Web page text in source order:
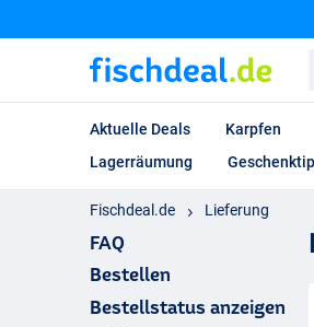
Aktuelle Deals Karpfen
Lagerräumung
Fischdeal.de Lieferung
FAQ
Bestellen
Bestellstatus anzeigen